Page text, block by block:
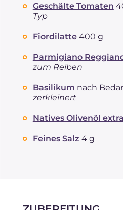
Geschälte Tomaten
Typ
Fiordilatte 400 g
Parmigiano
zum Reiben
Basilikum nach
zerkleinert
Natives Olivenöl extra
Feines Salz 4 g